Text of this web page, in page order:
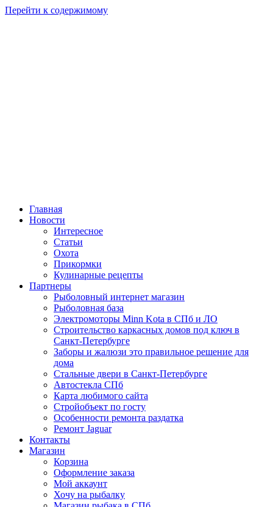
Перейти к содержимому
Главная
Новости
Интересное
Статьи
Охота
Прикормки
Кулинарные рецепты
Партнеры
Рыболовный интернет магазин
Рыболовная база
Электромоторы Minn Kota в СПб и ЛО
Строительство каркасных домов под ключ в
Санкт-Петербурге
Заборы и жалюзи это правильное решение для
дома
Стальные двери в Санкт-Петербурге
Автостекла СПб
Карта любимого сайта
Стройобъект по госту
Особенности ремонта раздатка
Ремонт Jaguar
Контакты
Магазин
Корзина
Оформление заказа
Мой аккаунт
Хочу на рыбалку